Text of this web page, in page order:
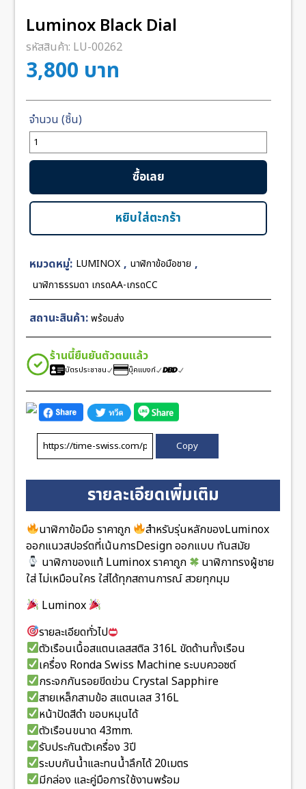
Luminox Black Dial
รหัสสินค้า: LU-00262
3,800 บาท
จำนวน
Luminox
Black
ชิ้น
หยิบใส่ตะกร้า
ซื้อเลย
หมวดหมู่: LUMINOX , นาฬิกาข้อมือชาย ,
นาฬิกาธรรมดา เกรดAA-เกรดCC
สถานะสินค้า:พร้อมส่ง
ร้านนี้ยืนยันตัวตนแล้ว
บัตรประชาชน บุ๊คแบงก์
Copy
รายละเอียดเพิ่มเติม
นาฬิกาข้อมือ ราคาถูก
สำหรับรุ่นหลักของLuminox
ออกแนวสปอร์ตที่เน้นการDesign ออกแบบ ทันสมัย
นาฬิกาของแท้ Luminox ราคาถูก
นาฬิกาทรงผู้ชาย
ใส่ ไม่เหมือนใคร ใส่ได้ทุกสถานการณ์ สวยทุกมุม
Luminox
รายละเอียดทั่วไป
ตัวเรือนเนื้อสแตนเลสสติล 316L ขัดด้านทั้งเรือน
เครื่อง Ronda Swiss Machine ระบบควอซต์
กระจกกันรอยขีดข่วน Crystal Sapphire
สายเหล็กสามข้อ สแตนเลส 316L
หน้าปัดสีดำ ขอบหมุนได้
ตัวเรือนขนาด 43mm.
รับประกันตัวเครื่อง 3ปี
ระบบกันน้ำและทนน้ำลึกได้ 20เมตร
มีกล่อง และคู่มือการใช้งานพร้อม